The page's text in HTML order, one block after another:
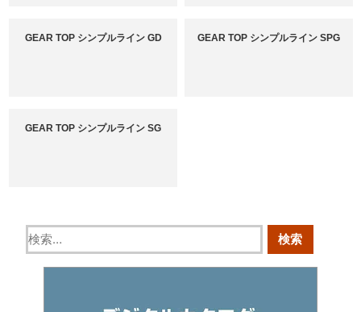
GEAR TOP シンプルライン GD GEAR TOP シンプルライン SPG
GEAR TOP シンプルライン SG